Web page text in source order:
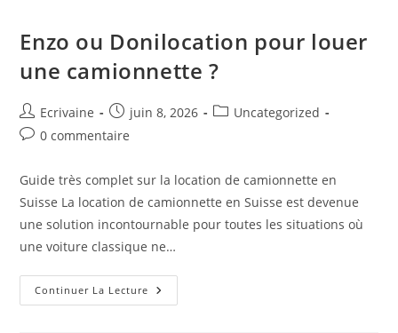
Enzo ou Donilocation pour louer
une camionnette ?
Auteur/autrice
de
Ecrivaine
Publication
publiée :
juin 8, 2026
PostUncategorized
Commentaires
la
publication :
0 commentaire
Guide très complet sur la location de camionnette en
Suisse La location de camionnette en Suisse est devenue
une solution incontournable pour toutes les situations où
une voiture classique ne…
Continuer La Lecture Enzo
Ou